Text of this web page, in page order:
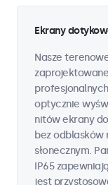
Ekrany
Nasze
optycznie
nitów ekrany
bez
słonecznym.
IP65
jest